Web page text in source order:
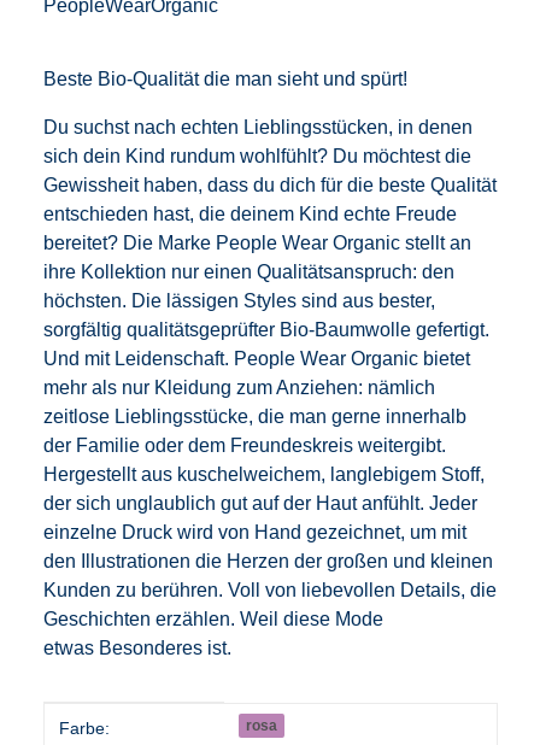
PeopleWearOrganic
Beste Bio-Qualität die man sieht und spürt!
Du suchst nach echten Lieblingsstücken, in denen
sich dein Kind rundum wohlfühlt? Du möchtest die
Gewissheit haben, dass du dich für die beste Qualität
entschieden hast, die deinem Kind echte Freude
bereitet? Die Marke People Wear Organic stellt an
ihre Kollektion nur einen Qualitätsanspruch: den
höchsten. Die lässigen Styles sind aus bester,
sorgfältig qualitätsgeprüfter Bio-Baumwolle gefertigt.
Und mit Leidenschaft. People Wear Organic bietet
mehr als nur Kleidung zum Anziehen: nämlich
zeitlose Lieblingsstücke, die man gerne innerhalb
der Familie oder dem Freundeskreis weitergibt.
Hergestellt aus kuschelweichem, langlebigem Stoff,
der sich unglaublich gut auf der Haut anfühlt. Jeder
einzelne Druck wird von Hand gezeichnet, um mit
den Illustrationen die Herzen der großen und kleinen
Kunden zu berühren. Voll von liebevollen Details, die
Geschichten erzählen. Weil diese Mode
etwas Besonderes ist.
Produkteigenschaft
Wert
Farbe: rosa